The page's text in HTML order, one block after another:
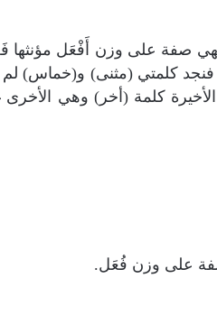
صفة على وزن أَفْعَل مؤنثها
فنجد كلمتي (مثنى) و(خماس) لم
كلمة (أخر) وهي الأخرى
على وزن فُعَل.